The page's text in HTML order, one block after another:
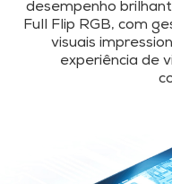
desempenho
Full Flip RGB, com
visuais
experiência de